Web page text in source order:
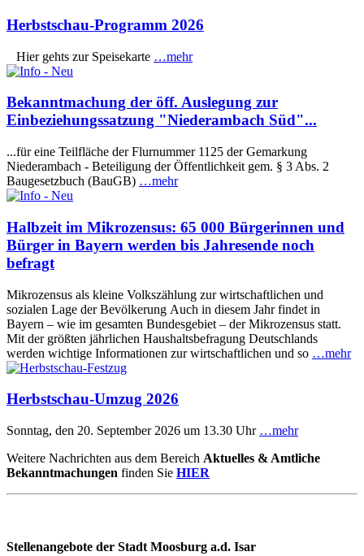
Herbstschau-Programm 2026
Hier gehts zur Speisekarte …mehr
Bekanntmachung der öff. Auslegung zur
Einbeziehungssatzung "Niederambach Süd"...
...für eine Teilfläche der Flurnummer 1125 der Gemarkung
Niederambach - Beteiligung der Öffentlichkeit gem. § 3 Abs. 2
Baugesetzbuch (BauGB) …mehr
Halbzeit im Mikrozensus: 65 000 Bürgerinnen und
Bürger in Bayern werden bis Jahresende noch
befragt
Mikrozensus als kleine Volkszählung zur wirtschaftlichen und
sozialen Lage der Bevölkerung Auch in diesem Jahr findet in
Bayern – wie im gesamten Bundesgebiet – der Mikrozensus statt.
Mit der größten jährlichen Haushaltsbefragung Deutschlands
werden wichtige Informationen zur wirtschaftlichen und so …mehr
Herbstschau-Umzug 2026
Sonntag, den 20. September 2026 um 13.30 Uhr …mehr
Weitere Nachrichten aus dem Bereich Aktuelles & Amtliche
Bekanntmachungen finden Sie HIER
Stellenangebote der Stadt Moosburg a.d. Isar